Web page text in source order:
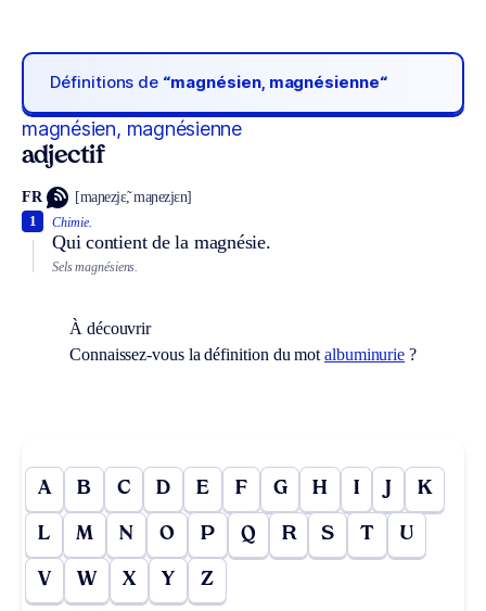
Définitions de “magnésien, magnésienne“
magnésien, magnésienne
adjectif
FR [maɲezjɛ̃, maɲezjɛn]
Chimie.
Qui contient de la magnésie.
1
Sels magnésiens.
À découvrir
Connaissez-vous la définition du motalbuminurie ?
A B C D E F G H I J K
L M N O P Q R S T U
V W X Y Z